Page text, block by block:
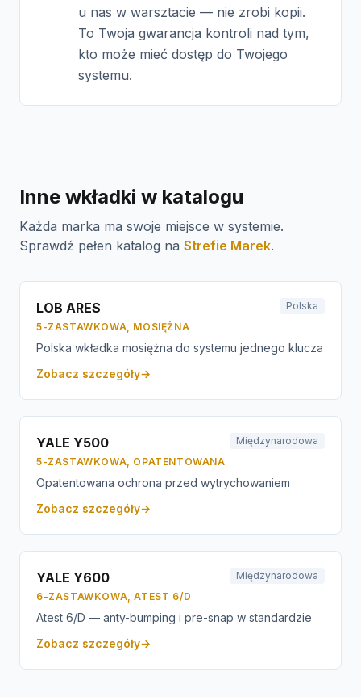
u nas w warsztacie — nie zrobi kopii.
To Twoja gwarancja kontroli nad tym,
kto może mieć dostęp do Twojego
systemu.
Inne wkładki w katalogu
Każda marka ma swoje miejsce w systemie.
Sprawdź pełen katalog na Strefie Marek.
LOB ARES
Polska
5-ZASTAWKOWA, MOSIĘŻNA
Polska wkładka mosiężna do systemu jednego klucza
Zobacz szczegóły→
YALE Y500
Międzynarodowa
5-ZASTAWKOWA, OPATENTOWANA
Opatentowana ochrona przed wytrychowaniem
Zobacz szczegóły→
YALE Y600
Międzynarodowa
6-ZASTAWKOWA, ATEST 6/D
Atest 6/D — anty-bumping i pre-snap w standardzie
Zobacz szczegóły→